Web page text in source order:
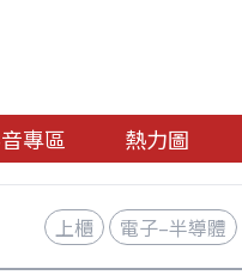
專區 熱力圖
上櫃 電子–半導體